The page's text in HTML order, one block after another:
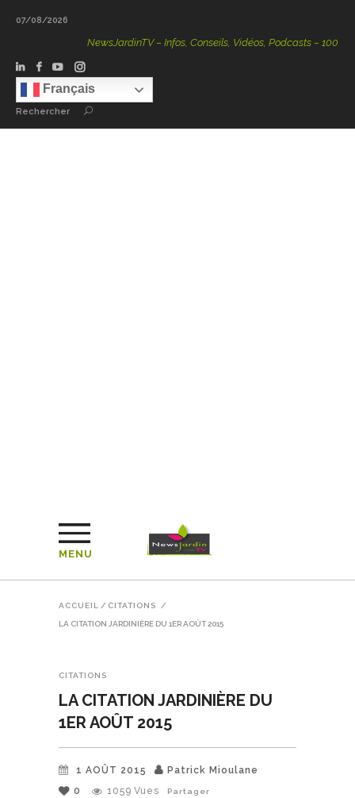
07/08/2026
NewsJardinTV – Infos, Conseils, Vidéos, Podcasts – 100 %
Français
Rechercher
MENU
ACCUEIL / CITATIONS /
LA CITATION JARDINIÈRE DU 1ER AOÛT 2015
CITATIONS
LA CITATION JARDINIÈRE DU
1ER AOÛT 2015
1 AOÛT 2015
Patrick Mioulane
0
1059 Vues Partager